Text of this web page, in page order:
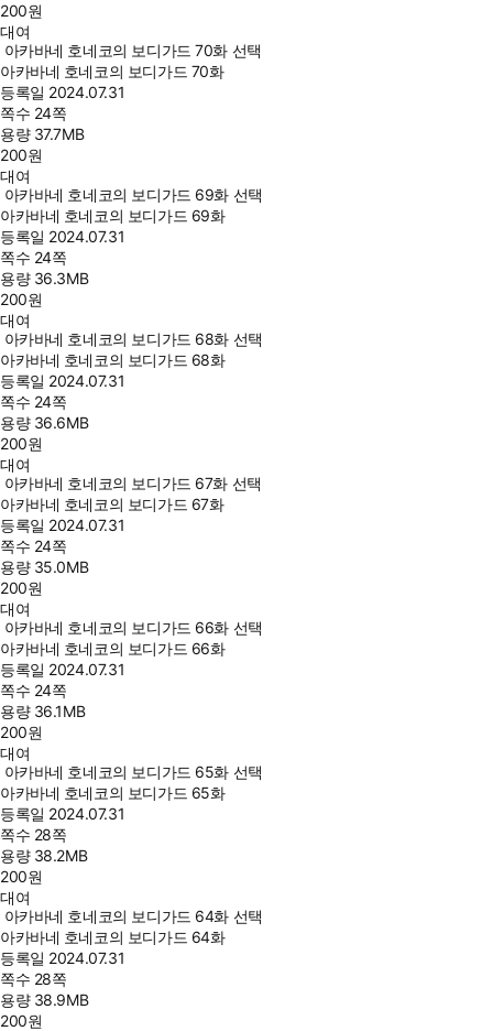
200원
대여
아카바네 호네코의 보디가드 70화 선택
아카바네 호네코의 보디가드 70화
등록일 2024.07.31
쪽수 24쪽
용량 37.7MB
200원
대여
아카바네 호네코의 보디가드 69화 선택
아카바네 호네코의 보디가드 69화
등록일 2024.07.31
쪽수 24쪽
용량 36.3MB
200원
대여
아카바네 호네코의 보디가드 68화 선택
아카바네 호네코의 보디가드 68화
등록일 2024.07.31
쪽수 24쪽
용량 36.6MB
200원
대여
아카바네 호네코의 보디가드 67화 선택
아카바네 호네코의 보디가드 67화
등록일 2024.07.31
쪽수 24쪽
용량 35.0MB
200원
대여
아카바네 호네코의 보디가드 66화 선택
아카바네 호네코의 보디가드 66화
등록일 2024.07.31
쪽수 24쪽
용량 36.1MB
200원
대여
아카바네 호네코의 보디가드 65화 선택
아카바네 호네코의 보디가드 65화
등록일 2024.07.31
쪽수 28쪽
용량 38.2MB
200원
대여
아카바네 호네코의 보디가드 64화 선택
아카바네 호네코의 보디가드 64화
등록일 2024.07.31
쪽수 28쪽
용량 38.9MB
200원